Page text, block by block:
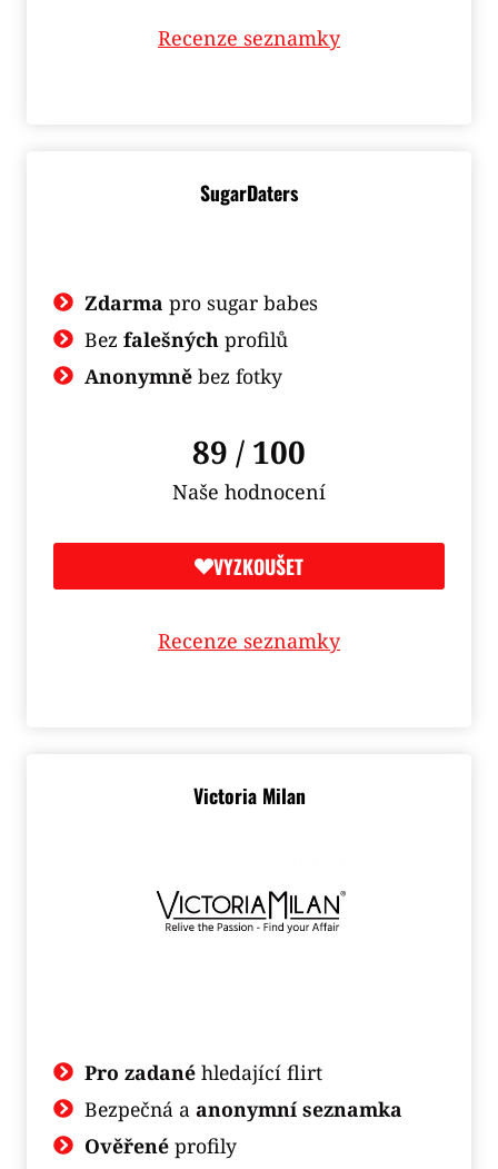
Recenze seznamky
SugarDaters
Zdarma pro sugar babes
Bez falešných profilů
Anonymněbez fotky
89 / 100
Naše hodnocení
VYZKOUŠET
Recenze seznamky
Victoria Milan
Pro zadanéhledající flirt
Bezpečná a anonymní seznamka
Ověřenéprofily